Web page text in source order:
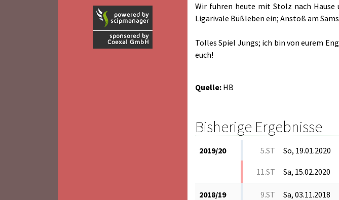
Wir fuhren heute mit Stolz nach
Ligarivale Büßleben ein; Anstoß am
Tolles Spiel Jungs; ich bin von eurem
euch!
Quelle: HB
Bisherige Ergebnisse
2019/20 5.ST So, 19.01.2020
11.ST Sa, 15.02.2020
2018/19 9.ST Sa, 03.11.2018